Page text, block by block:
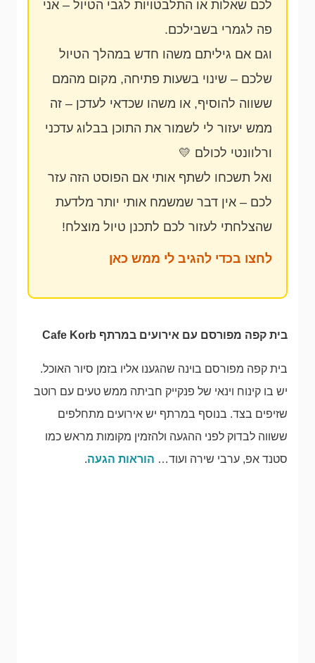
לכם שאלות או התלבטויות לגבי הטיול – אני
פה לגמרי בשבילכם.
וגם אם גיליתם משהו חדש במהלך הטיול
שלכם – שינוי בשעות פתיחה, מקום מהמם
ששווה להוסיף, או משהו שכדאי לעדכן – זה
ממש יעזור לי לשמור את התוכן בבלוג עדכני
ורלוונטי לכולם 💛
ואל תשכחו לשתף אותי אם הפוסט הזה עזר
לכם – אין דבר שמשמח אותי יותר מלדעת
שהצלחתי לעזור לכם לתכנן טיול מוצלח!
לחצו בכדי להגיב לי ממש כאן
בית קפה מפורסם עם אירועים במרתף Cafe Korb
בית קפה מפורסם בוינה שהגענו אליו בזמן סיור האוכל.
יש בו קינוח וינאי של פנקייק חביתה ממש טעים עם רוטב
שזיפים בצד. בנוסף במרתף יש אירועים מתחלפים
ששווה לבדוק לפני ההגעה ולהזמין מקומות מראש כמו
סטנד אפ, ערבי שירה ועוד… הוראות הגעה.